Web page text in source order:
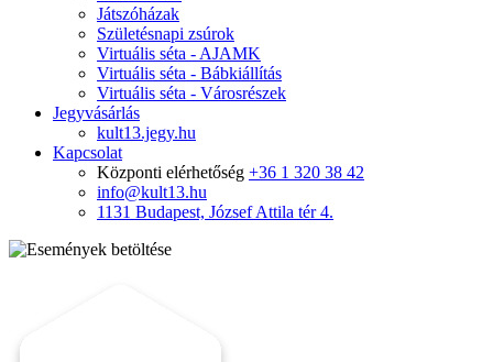
Játszóházak
Születésnapi zsúrok
Virtuális séta - AJAMK
Virtuális séta - Bábkiállítás
Virtuális séta - Városrészek
Jegyvásárlás
kult13.jegy.hu
Kapcsolat
Központi elérhetőség +36 1 320 38 42
info@kult13.hu
1131 Budapest, József Attila tér 4.